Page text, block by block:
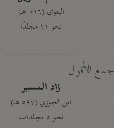
البغوي (٥١٦ هـ)
نحو ١١ مجلدًا
جمع الأقوال
زاد المسير
ابن الجوزي (٥٩٧ هـ)
نحو ٥ مجلدات